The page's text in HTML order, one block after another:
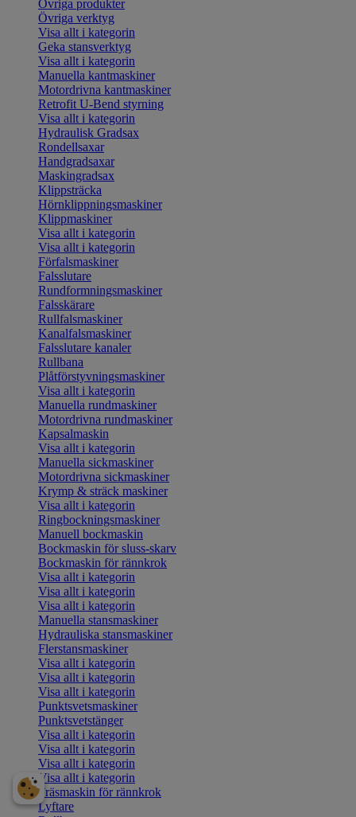
Övriga produkter
Övriga verktyg
Visa allt i kategorin
Geka stansverktyg
Visa allt i kategorin
Manuella kantmaskiner
Motordrivna kantmaskiner
Retrofit U-Bend styrning
Visa allt i kategorin
Hydraulisk Gradsax
Rondellsaxar
Handgradsaxar
Maskingradsax
Klippsträcka
Hörnklippningsmaskiner
Klippmaskiner
Visa allt i kategorin
Visa allt i kategorin
Förfalsmaskiner
Falsslutare
Rundformningsmaskiner
Falsskärare
Rullfalsmaskiner
Kanalfalsmaskiner
Falsslutare kanaler
Rullbana
Plåtförstyvningsmaskiner
Visa allt i kategorin
Manuella rundmaskiner
Motordrivna rundmaskiner
Kapsalmaskin
Visa allt i kategorin
Manuella sickmaskiner
Motordrivna sickmaskiner
Krymp & sträck maskiner
Visa allt i kategorin
Ringbockningsmaskiner
Manuell bockmaskin
Bockmaskin för sluss-skarv
Bockmaskin för rännkrok
Visa allt i kategorin
Visa allt i kategorin
Visa allt i kategorin
Manuella stansmaskiner
Hydrauliska stansmaskiner
Flerstansmaskiner
Visa allt i kategorin
Visa allt i kategorin
Visa allt i kategorin
Punktsvetsmaskiner
Punktsvetstänger
Visa allt i kategorin
Visa allt i kategorin
Visa allt i kategorin
Visa allt i kategorin
Fräsmaskin för rännkrok
Lyftare